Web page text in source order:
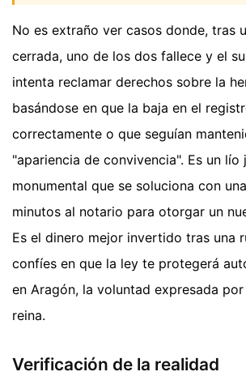
No es extraño ver casos donde, tras
cerrada, uno de los dos fallece y el
intenta reclamar derechos sobre la
basándose en que la baja en el
correctamente o que seguían
"apariencia de convivencia". Es un lío
monumental que se soluciona con
minutos al notario para otorgar un
Es el dinero mejor invertido tras una
confíes en que la ley te protegerá
en Aragón, la voluntad expresada
reina.
Verificación de la realidad